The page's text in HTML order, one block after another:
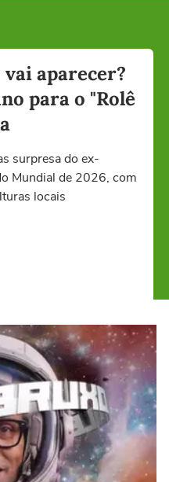
aparecer?
para o "Rolê
surpresa do ex-
Mundial de 2026, com
locais